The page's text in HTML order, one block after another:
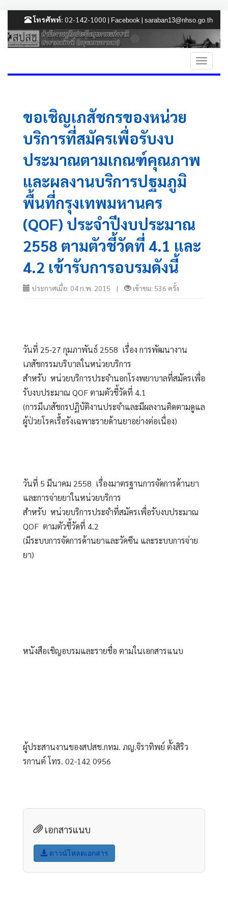
โทรศัพท์: 02-142-1000 | Facebook | saraban13@nhso.go.th
ขอเชิญเภสัชกรของหน่วย
บริการที่สมัครเพื่อรับงบ
ประมาณตามเกณฑ์คุณภาพ
และผลงานบริการปฐมภูมิ
พื้นที่กรุงเทพมหานคร
(QOF) ประจำปีงบประมาณ
2558 ตามตัวชี้วัดที่ 4.1 และ
4.2 เข้ารับการอบรมดังนี้
ประกาศเมื่อ: 04 ก.พ. 2015 | เข้าชม: 536 ครั้ง
วันที่ 25-27 กุมภาพันธ์ 2558  เรื่อง การพัฒนางาน
เภสัชกรรมบริบาลในหน่วยบริการ
สำหรับ  หน่วยบริการประจำนอกโรงพยาบาลที่สมัครเพื่อ
รับงบประมาณ QOF ตามตัวชี้วัดที่ 4.1
(การมีเภสัชกรปฏิบัติงานประจำและมีผลงานติดตามดูแล
ผู้ป่วยโรคเรื้อรังเฉพาะรายด้านยาอย่างต่อเนื่อง)
วันที่ 5 มีนาคม 2558  เรื่องมาตรฐานการจัดการด้านยา
และการจ่ายยาในหน่วยบริการ
สำหรับ  หน่วยบริการประจำที่สมัครเพื่อรับงบประมาณ
QOF  ตามตัวชี้วัดที่ 4.2
(มีระบบการจัดการด้านยาและวัคซีน และระบบการจ่าย
ยา)
หนังสือเชิญอบรมและรายชื่อ ตามในเอกสารแนบ
ผู้ประสานงานของสปสช.กทม. ภญ.จิราทิพย์ ตั้งสิริว
รกานต์ โทร. 02-142 0956
เอกสารแนบ
ดาวน์โหลดเอกสาร